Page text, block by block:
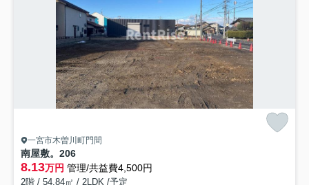
一宮市木曽川町門間
南屋敷。 206
8.13万円 管理/共益費4,500円
2階 / 54.84㎡ / 2LDK /予定